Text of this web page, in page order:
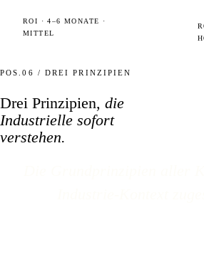
ROI · 4–6 MONATE ·
MITTEL
POS.06 / DREI PRINZIPIEN
Drei Prinzipien, die
Industrielle sofort
verstehen.